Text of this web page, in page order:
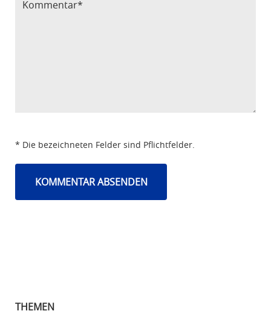
* Die bezeichneten Felder sind Pflichtfelder.
THEMEN